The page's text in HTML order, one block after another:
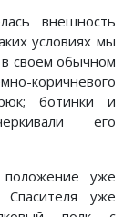
внешность
условиях мы
своем обычном
коричневого
ботинки и
его
уже
уже